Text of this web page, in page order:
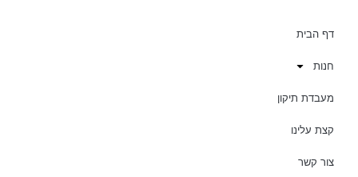
דף הבית
חנות
מעבדת תיקון
קצת עלינו
צור קשר